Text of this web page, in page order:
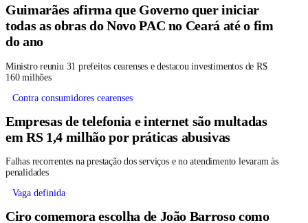
Guimarães afirma que Governo quer iniciar
todas as obras do Novo PAC no Ceará até o fim
do ano
Ministro reuniu 31 prefeitos cearenses e destacou investimentos de R$
160 milhões
Contra consumidores cearenses
Empresas de telefonia e internet são multadas
em RS 1,4 milhão por práticas abusivas
Falhas recorrentes na prestação dos serviços e no atendimento levaram às
penalidades
Vaga definida
Ciro comemora escolha de João Barroso como